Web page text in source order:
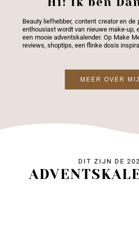
Beauty liefhebber, content creator en de
enthousiast wordt van nieuwe make-up,
een mooie adventskalender. Op Make
reviews, shoptips, een flinke dosis
MEER OVER MIJ
DIT ZIJN DE